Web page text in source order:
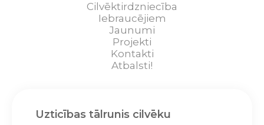
Cilvēktirdzniecība
Iebraucējiem
Jaunumi
Projekti
Kontakti
Atbalsti!
Uzticības tālrunis cilvēku